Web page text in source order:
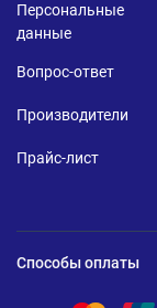
Персональные
данные
Вопрос-ответ
Производители
Прайс-лист
Способы оплаты